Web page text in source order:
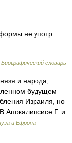
формы не употр …
Биографический словарь
и народа,
будущем
Израиля, но
Апокалипсисе Г. и
и Ефрона